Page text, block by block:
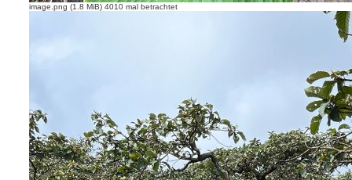
image.png (1.8 MiB) 4010 mal betrachtet